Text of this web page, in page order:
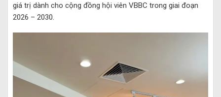
giá trị dành cho cộng đồng hội viên VBBC trong giai đoạn
2026 – 2030.